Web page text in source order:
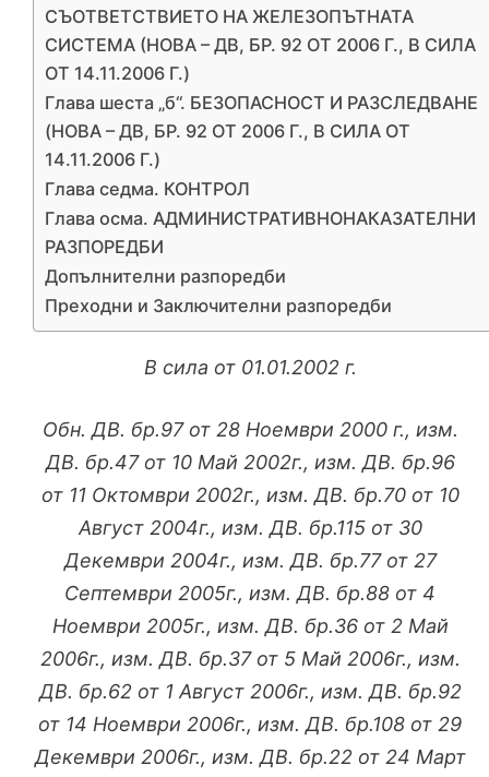
СЪОТВЕТСТВИЕТО НА ЖЕЛЕЗОПЪТНАТА
СИСТЕМА (НОВА – ДВ, БР. 92 ОТ 2006 Г., В СИЛА
ОТ 14.11.2006 Г.)
Глава шеста „б“. БЕЗОПАСНОСТ И РАЗСЛЕДВАНЕ
(НОВА – ДВ, БР. 92 ОТ 2006 Г., В СИЛА ОТ
14.11.2006 Г.)
Глава седма. КОНТРОЛ
Глава осма. АДМИНИСТРАТИВНОНАКАЗАТЕЛНИ
РАЗПОРЕДБИ
Допълнителни разпоредби
Преходни и Заключителни разпоредби
В сила от 01.01.2002 г.
Обн. ДВ. бр.97 от 28 Ноември 2000 г., изм.
ДВ. бр.47 от 10 Май 2002г., изм. ДВ. бр.96
от 11 Октомври 2002г., изм. ДВ. бр.70 от 10
Август 2004г., изм. ДВ. бр.115 от 30
Декември 2004г., изм. ДВ. бр.77 от 27
Септември 2005г., изм. ДВ. бр.88 от 4
Ноември 2005г., изм. ДВ. бр.36 от 2 Май
2006г., изм. ДВ. бр.37 от 5 Май 2006г., изм.
ДВ. бр.62 от 1 Август 2006г., изм. ДВ. бр.92
от 14 Ноември 2006г., изм. ДВ. бр.108 от 29
Декември 2006г., изм. ДВ. бр.22 от 24 Март